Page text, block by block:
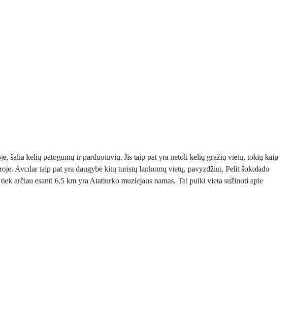
šalia kelių patogumų ir parduotuvių. Jis taip pat yra netoli kelių gražių vietų, tokių kaip
Avcılar taip pat yra daugybė kitų turistų lankomų vietų, pavyzdžiui, Pelit šokolado
arčiau esanti 6,5 km yra Atatiurko muziejaus namas. Tai puiki vieta sužinoti apie